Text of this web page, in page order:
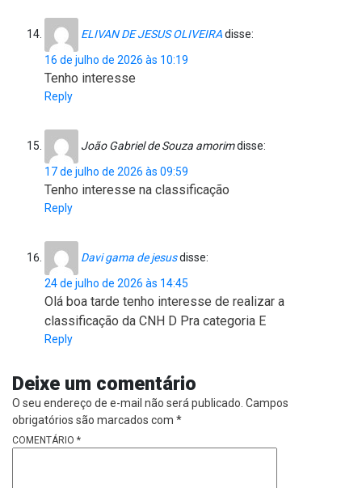
ELIVAN DE JESUS OLIVEIRAdisse:
16 de julho de 2026 às 10:19
Tenho interesse
Reply
João Gabriel de Souza amorimdisse:
17 de julho de 2026 às 09:59
Tenho interesse na classificação
Reply
Davi gama de jesusdisse:
24 de julho de 2026 às 14:45
Olá boa tarde tenho interesse de realizar a
classificação da CNH D Pra categoria E
Reply
Deixe um comentário
O seu endereço de e-mail não será publicado. Campos
obrigatórios são marcados com *
COMENTÁRIO *